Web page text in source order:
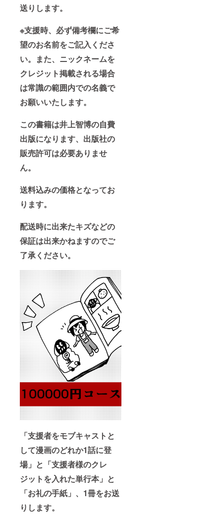
送りします。
※支援時、必ず備考欄にご希
望のお名前をご記入くださ
い。また、ニックネームを
クレジット掲載される場合
は常識の範囲内での名義で
お願いいたします。
この書籍は井上智博の自費
出版になります、出版社の
販売許可は必要ありませ
ん。
送料込みの価格となってお
ります。
配送時に出来たキズなどの
保証は出来かねますのでご
了承ください。
「支援者をモブキャストと
して漫画のどれか1話に登
場」と「支援者様のクレ
ジットを入れた単行本」と
「お礼の手紙」、1冊をお送
りします。